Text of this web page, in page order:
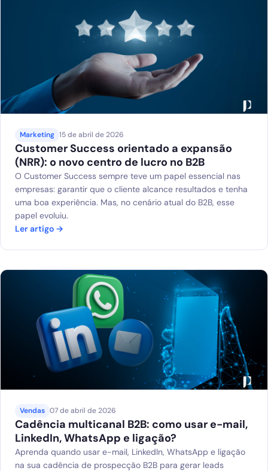
Marketing 15 de abril de 2026
Customer Success orientado a expansão
(NRR): o novo centro de lucro no B2B
O Customer Success sempre teve um papel essencial nas
empresas: garantir que o cliente alcance resultados e tenha
uma boa experiência. Mas, no cenário atual do B2B, esse
papel evoluiu.
Ler artigo →
Vendas 07 de abril de 2026
Cadência multicanal B2B: como usar e-mail,
LinkedIn, WhatsApp e ligação?
Aprenda quando usar e-mail, LinkedIn, WhatsApp e ligação
na sua cadência de prospecção B2B para gerar leads